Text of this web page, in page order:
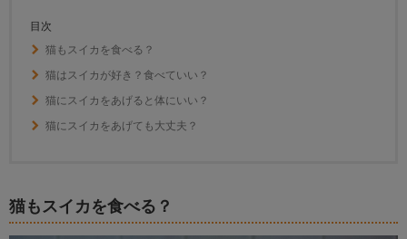
目次
猫もスイカを食べる？
猫はスイカが好き？食べていい？
猫にスイカをあげると体にいい？
猫にスイカをあげても大丈夫？
猫もスイカを食べる？